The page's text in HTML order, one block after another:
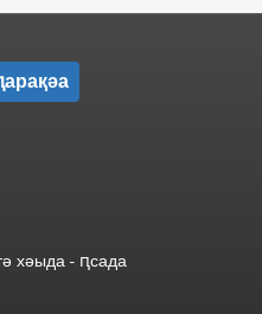
хәыда - ԥсада